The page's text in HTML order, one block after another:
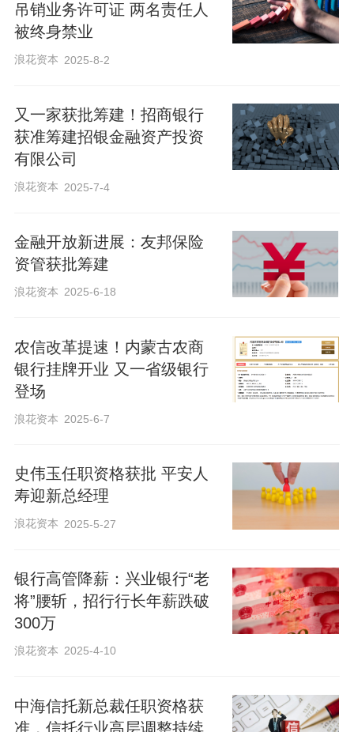
吊销业务许可证 两名责任人
被终身禁业
浪花资本 2025-8-2
又一家获批筹建！招商银行
获准筹建招银金融资产投资
有限公司
浪花资本 2025-7-4
金融开放新进展：友邦保险
资管获批筹建
浪花资本 2025-6-18
农信改革提速！内蒙古农商
银行挂牌开业 又一省级银行
登场
浪花资本 2025-6-7
史伟玉任职资格获批 平安人
寿迎新总经理
浪花资本 2025-5-27
银行高管降薪：兴业银行“老
将”腰斩，招行行长年薪跌破
300万
浪花资本 2025-4-10
中海信托新总裁任职资格获
准，信托行业高层调整持续